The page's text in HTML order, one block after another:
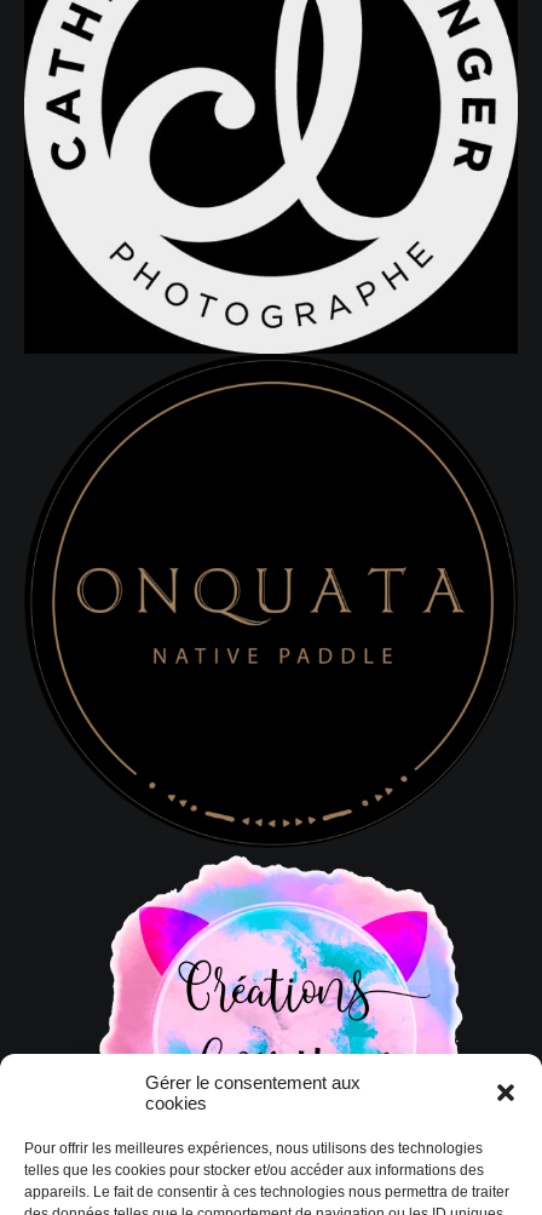
Gérer le consentement aux
cookies
Pour offrir les meilleures expériences, nous utilisons des technologies
telles que les cookies pour stocker et/ou accéder aux informations des
appareils. Le fait de consentir à ces technologies nous permettra de traiter